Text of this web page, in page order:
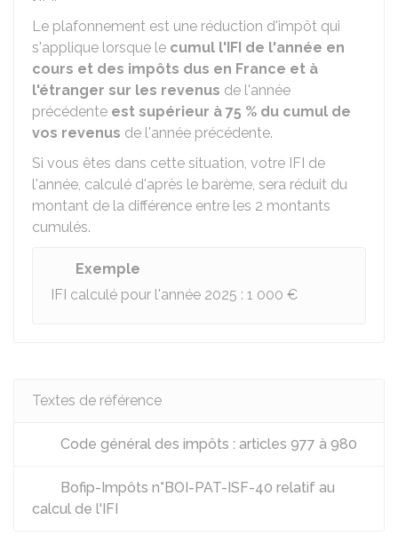
Le plafonnement est une réduction d'impôt qui
s'applique lorsque le cumul l'IFI de l'année en
cours et des impôts dus en France et à
l'étranger sur les revenus de l'année
précédente est supérieur à 75 % du cumul de
vos revenus de l'année précédente.
Si vous êtes dans cette situation, votre IFI de
l'année, calculé d'après le barème, sera réduit du
montant de la différence entre les 2 montants
cumulés.
Exemple
IFI calculé pour l'année 2025 : 1 000 €
Textes de référence
Code général des impôts : articles 977 à 980
Bofip-Impôts n°BOI-PAT-ISF-40 relatif au
calcul de l'IFI